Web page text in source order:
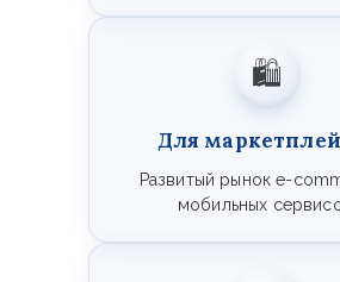
🛍️
Для
Развитый рынок e-
мобильных